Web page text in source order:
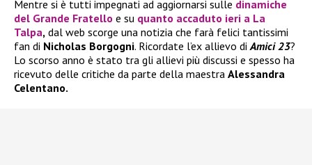
Mentre si è tutti impegnati ad aggiornarsi sulle dinamiche
del Grande Fratello e su quanto accaduto ieri a La
Talpa, dal web scorge una notizia che farà felici tantissimi
fan di Nicholas Borgogni. Ricordate l’ex allievo diAmici 23?
Lo scorso anno è stato tra gli allievi più discussi e spesso ha
ricevuto delle critiche da parte della maestra Alessandra
Celentano.